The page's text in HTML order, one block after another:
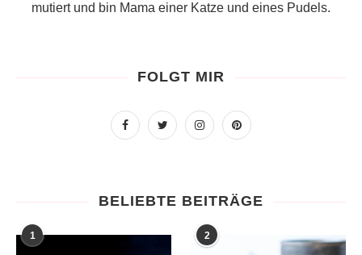
mutiert und bin Mama einer Katze und eines Pudels.
FOLGT MIR
BELIEBTE BEITRÄGE
1 2